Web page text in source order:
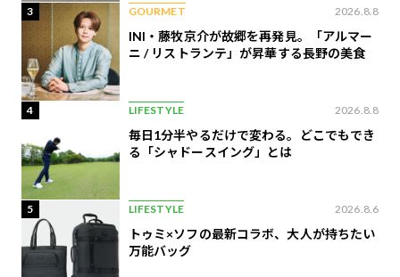
3 GOURMET 2026.8.8
INI・藤牧京介が故郷を再発見。「アルマー
ニ / リストランテ」が昇華する長野の美食
4 LIFESTYLE 2026.8.8
毎日1分半やるだけで変わる。どこでもでき
る「シャドースイング」とは
5 LIFESTYLE 2026.8.6
トゥミ×ソフの最新コラボ、大人が持ちたい
万能バッグ